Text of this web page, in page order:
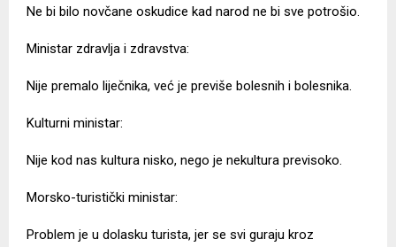
Ne bi bilo novčane oskudice kad narod ne bi sve potrošio.
Ministar zdravlja i zdravstva:
Nije premalo liječnika, već je previše bolesnih i bolesnika.
Kulturni ministar:
Nije kod nas kultura nisko, nego je nekultura previsoko.
Morsko-turistički ministar:
Problem je u dolasku turista, jer se svi guraju kroz